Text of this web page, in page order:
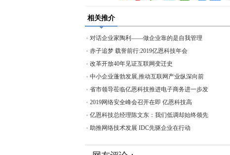
相关推介
对话企业家陶利——做企业靠的是自我管理
赤子追梦 载誉前行:2019亿恩科技年会
改革开放40年见证互联网变迁史
中小企业蓬勃发展,推动互联网产业纵深向前
省市领导莅临亿恩科技推进电子商务进一步发
2019网络安全峰会召开在即 亿恩科技高
亿恩科技总经理陈文东：我们低调却始终领先
助推网络技术发展 IDC先驱企业在行动